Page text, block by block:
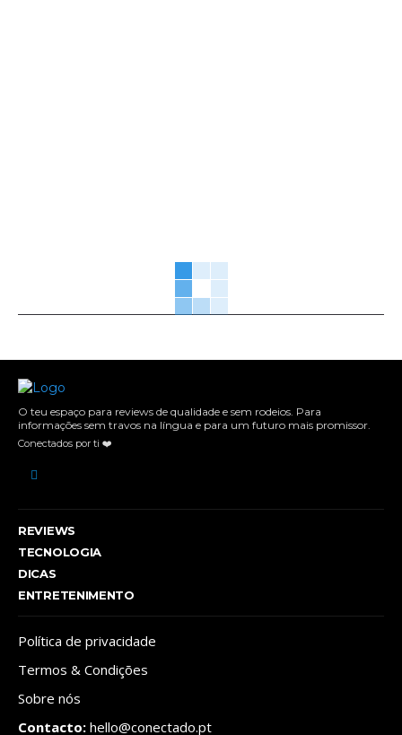
O teu espaço para reviews de qualidade e sem rodeios. Para
informações sem travos na língua e para um futuro mais promissor.
Conectados por ti ❤️
REVIEWS
TECNOLOGIA
DICAS
ENTRETENIMENTO
Política de privacidade
Termos & Condições
Sobre nós
Contacto: hello@conectado.pt